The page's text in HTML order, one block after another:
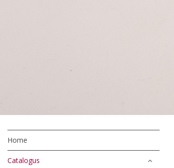
Home
Catalogus